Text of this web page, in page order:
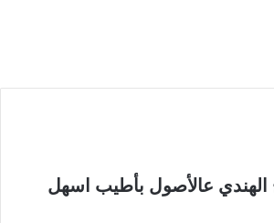
الهندي عالأصول بأطيب اسهل